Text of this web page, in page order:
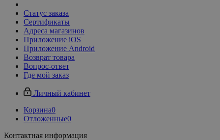
Статус заказа
Сертификаты
Адреса магазинов
Приложение iOS
Приложение Android
Возврат товара
Вопрос-ответ
Где мой заказ
Личный кабинет
Корзина0
Отложенные0
Контактная информация